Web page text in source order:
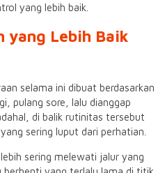
yang lebih baik.
yang Lebih Baik
selama ini dibuat berdasarkan
pulang sore, lalu dianggap
di balik rutinitas tersebut
sering luput dari perhatian.
sering melewati jalur yang